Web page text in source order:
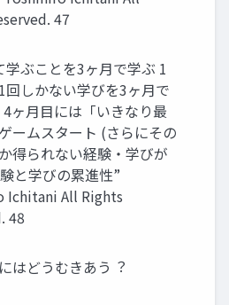
47
学ぶことを3ヶ⽉で学ぶ 1
回しかない学びを3ヶ⽉で
ヶ⽉⽬には「いきなり最
ームスタート (さらにその
得られない経験・学びが
と学びの累進性”
Ichitani All Rights
48
はどうむきあう︖